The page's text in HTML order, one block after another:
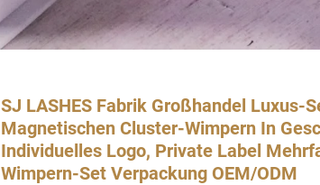
SJ LASHES Fabrik Großhandel Luxus-
Magnetischen Cluster-Wimpern In
Individuelles Logo, Private Label
Wimpern-Set Verpackung OEM/ODM